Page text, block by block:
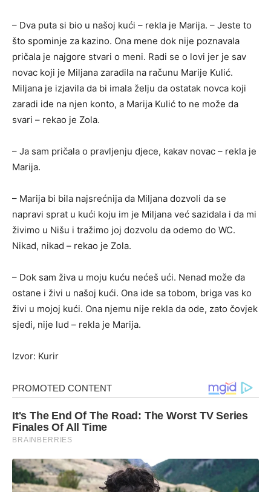
– Dva puta si bio u našoj kući – rekla je Marija. – Jeste to
što spominje za kazino. Ona mene dok nije poznavala
pričala je najgore stvari o meni. Radi se o lovi jer je sav
novac koji je Miljana zaradila na računu Marije Kulić.
Miljana je izjavila da bi imala želju da ostatak novca koji
zaradi ide na njen konto, a Marija Kulić to ne može da
svari – rekao je Zola.
– Ja sam pričala o pravljenju djece, kakav novac – rekla je
Marija.
– Marija bi bila najsrećnija da Miljana dozvoli da se
napravi sprat u kući koju im je Miljana već sazidala i da mi
živimo u Nišu i tražimo joj dozvolu da odemo do WC.
Nikad, nikad – rekao je Zola.
– Dok sam živa u moju kuću nećeš ući. Nenad može da
ostane i živi u našoj kući. Ona ide sa tobom, briga vas ko
živi u mojoj kući. Ona njemu nije rekla da ode, zato čovjek
sjedi, nije lud – rekla je Marija.
Izvor: Kurir